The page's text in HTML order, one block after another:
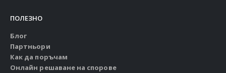
ПОЛЕЗНО
Блог
Партньори
Как да поръчам
Онлайн решаване на спорове